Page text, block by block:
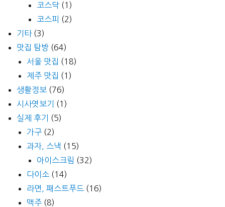
코스닥 (1)
코스피 (2)
기타(3)
맛집 탐방 (64)
서울 맛집 (18)
제주 맛집 (1)
생활정보 (76)
시사엿보기
(1)
실제 후기
(5)
가구 (2)
과자, 스낵 (15)
아이스크림 (32)
다이소 (14)
라면, 패스트푸드 (16)
맥주 (8)